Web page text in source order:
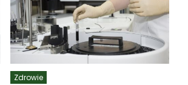
Zdrowie